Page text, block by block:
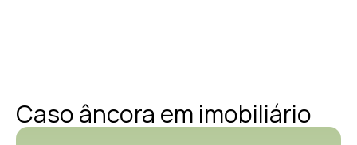
Caso âncora em imobiliário